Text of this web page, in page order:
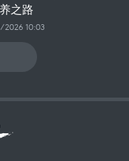
之路
10:03